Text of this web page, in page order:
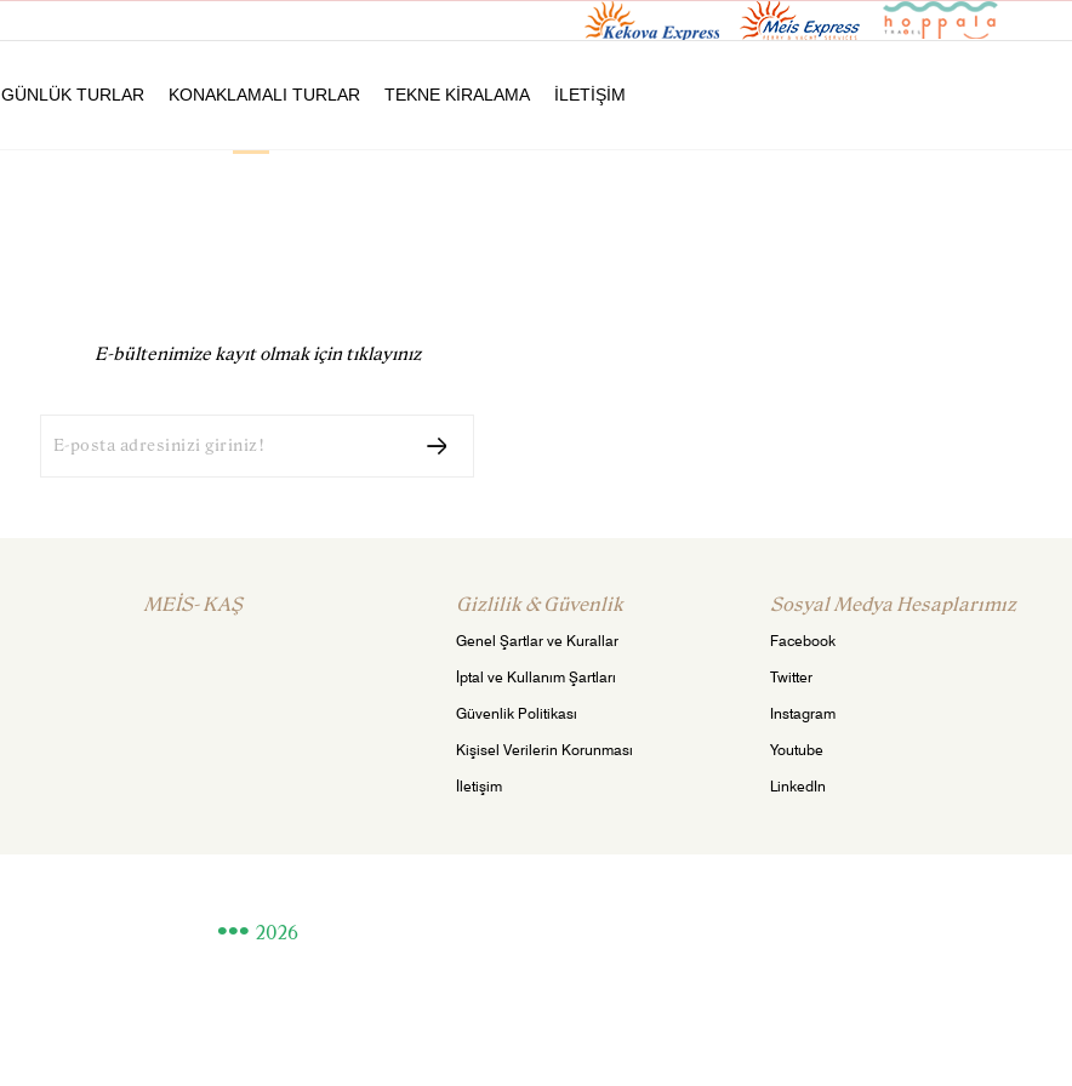
GÜNLÜK TURLAR KONAKLAMALI TURLAR TEKNE KIRALAMA İLETİŞİM
E-bültenimize kayıt olmak için tıklayınız
MEİS- KAŞ Gizlilik & Güvenlik
Genel Şartlar ve Kurallar
İptal ve Kullanım Şartları
Güvenlik Politikası
Kişisel Verilerin Korunması
İletişim
Sosyal Medya Hesaplarımız
Facebook
Twitter
Instagram
Youtube
LinkedIn
2026